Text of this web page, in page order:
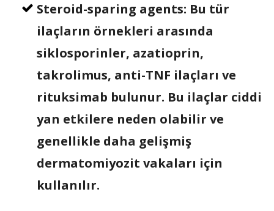
Steroid-sparing agents: Bu tür
ilaçların örnekleri arasında
siklosporinler, azatioprin,
takrolimus, anti-TNF ilaçları ve
rituksimab bulunur. Bu ilaçlar ciddi
yan etkilere neden olabilir ve
genellikle daha gelişmiş
dermatomiyozit vakaları için
kullanılır.